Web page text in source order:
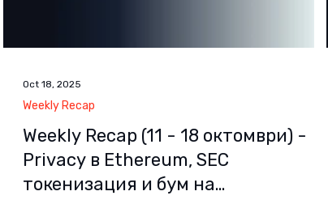
Weekly Recap (11 - 18 oктомври) -
Privacy в Ethereum, SEC
токенизация и бум на
Weekly Recap
Oct 18, 2025